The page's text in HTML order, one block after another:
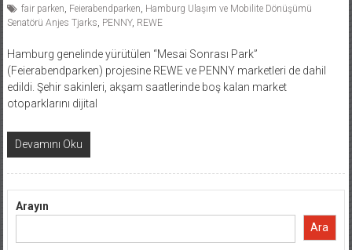
fair parken Feierabendparken Hamburg Ulaşım ve Mobilite Dönüşümü
Senatörü Anjes Tjarks PENNY, REWE
Hamburg genelinde yürütülen “Mesai Sonrası Park”
(Feierabendparken) projesine REWE ve PENNY marketleri de dahil
edildi. Şehir sakinleri, akşam saatlerinde boş kalan market
otoparklarını dijital
Devamını Oku
Arayın
Ara